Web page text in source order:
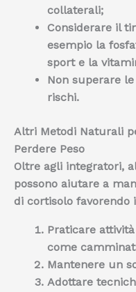
collaterali;
Considerare il
esempio la
sport e la
Non superare
rischi.
Altri Metodi Naturali
Perdere Peso
Oltre agli integratori,
possono aiutare a
di cortisolo favorendo
Praticare
come
Mantenere un
Adottare